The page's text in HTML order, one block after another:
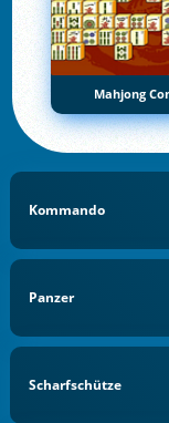
Mahjong
Kommando
Panzer
Scharfschütze